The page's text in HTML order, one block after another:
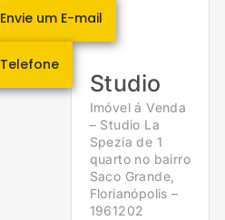
Studio
Imóvel á Venda
– Studio La
Spezia de 1
quarto no bairro
Saco Grande,
Florianópolis –
1961202
Envie um E-mail
Telefone